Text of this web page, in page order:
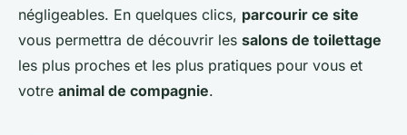
négligeables. En quelques clics, parcourir ce site
vous permettra de découvrir les salons de toilettage
les plus proches et les plus pratiques pour vous et
votre animal de compagnie.